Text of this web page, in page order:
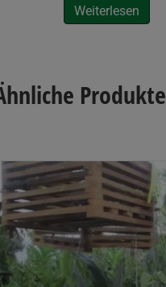
Weiterlesen
Produkte